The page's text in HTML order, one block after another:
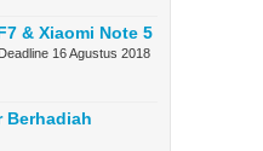
& Xiaomi Note 5
16 Agustus 2018
Berhadiah